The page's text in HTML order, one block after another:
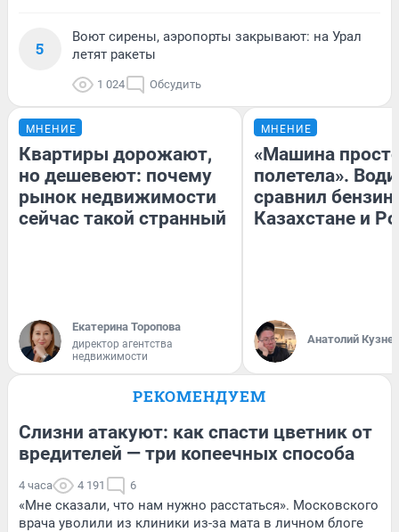
5
Воют сирены, аэропорты закрывают: на Урал
летят ракеты
1 024 Обсудить
МНЕНИЕ
Квартиры дорожают,
но дешевеют: почему
рынок недвижимости
сейчас такой странный
Екатерина Торопова
директор агентства
недвижимости
МНЕНИЕ
«Машина
полетела».
сравнил бензин
Казахстане и
Анатолий
РЕКОМЕНДУЕМ
Слизни атакуют: как спасти цветник от
вредителей — три копеечных способа
4 часа 4 191 6
«Мне сказали, что нам нужно расстаться». Московского
врача уволили из клиники из-за мата в личном блоге